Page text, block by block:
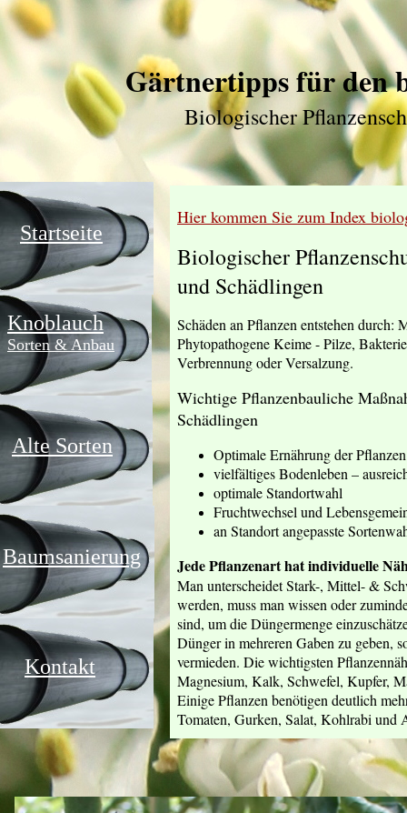
Gärtnertipps für den
Biologischer
Hier kommen Sie zum Index
Biologischer
und Schädlingen
Schäden an Pflanzen entstehen durch:
Phytopathogene Keime - Pilze,
Verbrennung oder Versalzung.
Wichtige Pflanzenbauliche
Schädlingen
Optimale Ernährung der Pflanzen
vielfältiges Bodenleben –
optimale Standortwahl
Fruchtwechsel und
an Standort angepasste
Jede Pflanzenart hat individuelle
Man unterscheidet Stark-, Mittel- &
werden, muss man wissen oder
sind, um die Düngermenge
Dünger in mehreren Gaben zu geben,
vermieden. Die wichtigsten
Magnesium, Kalk, Schwefel, Kupfer,
Einige Pflanzen benötigen deutlich
Tomaten, Gurken, Salat, Kohlrabi und
Knoblauch
Sorten & Anbau
Alte Sorten
Baumsanierung
Startseite
Kontakt